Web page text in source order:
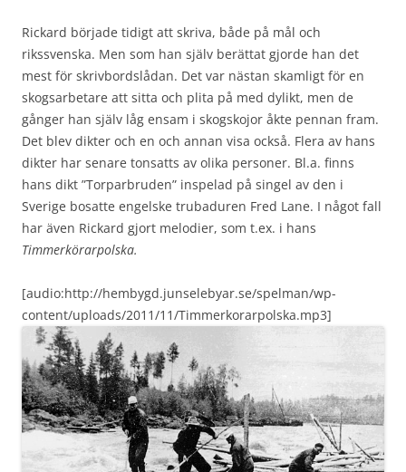
Rickard började tidigt att skriva, både på mål och
rikssvenska. Men som han själv berättat gjorde han det
mest för skrivbordslådan. Det var nästan skamligt för en
skogsarbetare att sitta och plita på med dylikt, men de
gånger han själv låg ensam i skogskojor åkte pennan fram.
Det blev dikter och en och annan visa också. Flera av hans
dikter har senare tonsatts av olika personer. Bl.a. finns
hans dikt ”Torparbruden” inspelad på singel av den i
Sverige bosatte engelske trubaduren Fred Lane. I något fall
har även Rickard gjort melodier, som t.ex. i hans
Timmerkörarpolska.
[audio:http://hembygd.junselebyar.se/spelman/wp-
content/uploads/2011/11/Timmerkorarpolska.mp3]